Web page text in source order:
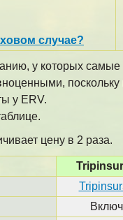
случае?
у которых
у ERV.
цену в 2 раза.